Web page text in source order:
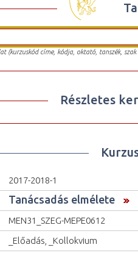
(kurzuskód címe, kódja, oktató, tanszék,
Részletes
2017-2018-1
Tanácsadás elmélete
MEN31_SZEG-MEPE0612
_Előadás, _Kollokvium